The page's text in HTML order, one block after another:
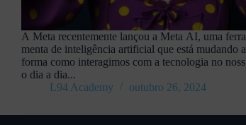
A Meta recentemente lançou a Meta AI, uma ferra
menta de inteligência artificial que está mudando a
forma como interagimos com a tecnologia no noss
o dia a dia...
L94 Academy
outubro 26, 2024